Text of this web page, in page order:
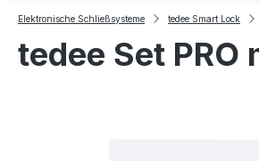
Elektronische Schließsysteme tedee Smart Lock
tedee Set